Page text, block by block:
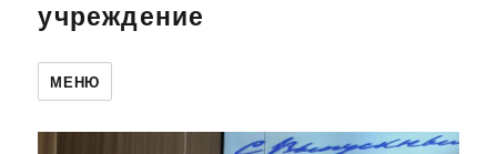
учреждение
МЕНЮ